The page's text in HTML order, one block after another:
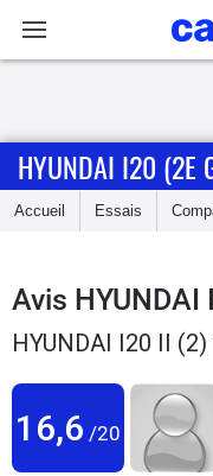
Accueil
Essais
Guide
Electriques
HYUNDAI I20 (2E
Accueil Essais
Avis HYUNDAI
HYUNDAI I20 II
16,6 /20